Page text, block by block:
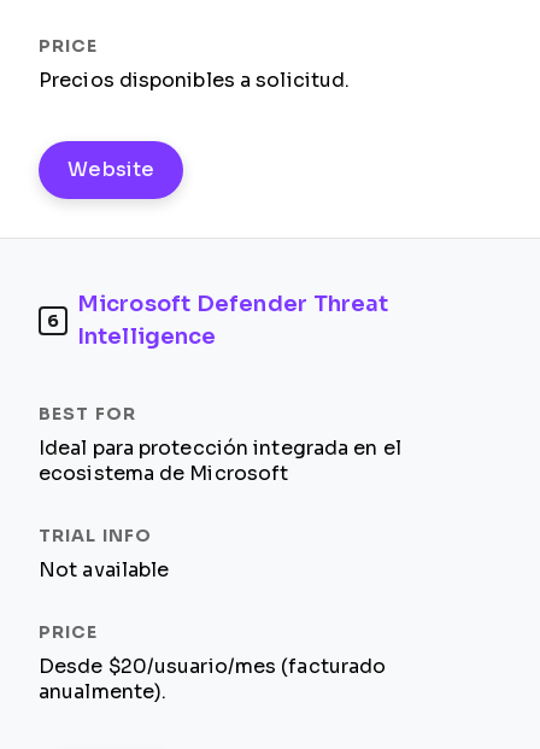
Precios disponibles a solicitud.
Website
6
Microsoft Defender Threat
Intelligence
Ideal para protección integrada en el
ecosistema de Microsoft
Not available
Desde $20/usuario/mes (facturado
anualmente).